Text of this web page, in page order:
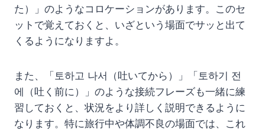
た）」のようなコロケーションがあります。このセ
ットで覚えておくと、いざという場面でサッと出て
くるようになりますよ。
また、「토하고 나서（吐いてから）」「토하기 전
에（吐く前に）」のような接続フレーズも一緒に練
習しておくと、状況をより詳しく説明できるように
なります。特に旅行中や体調不良の場面では、これ